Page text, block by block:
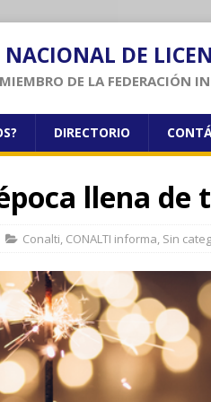
NACIONAL DE
DE LA FEDERACIÓN
DIRECTORIO
llena de
Conalti, CONALTI informa, Sin